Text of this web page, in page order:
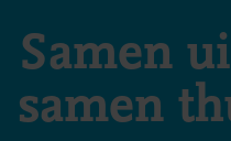
Samen
samen